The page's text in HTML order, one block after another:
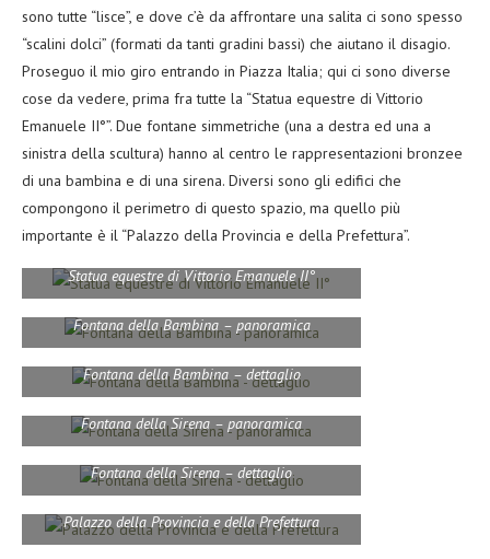
sono tutte “lisce”, e dove c’è da affrontare una salita ci sono spesso
“scalini dolci” (formati da tanti gradini bassi) che aiutano il disagio.
Proseguo il mio giro entrando in Piazza Italia; qui ci sono diverse
cose da vedere, prima fra tutte la “Statua equestre di Vittorio
Emanuele II°”. Due fontane simmetriche (una a destra ed una a
sinistra della scultura) hanno al centro le rappresentazioni bronzee
di una bambina e di una sirena. Diversi sono gli edifici che
compongono il perimetro di questo spazio, ma quello più
importante è il “Palazzo della Provincia e della Prefettura”.
Statua equestre di Vittorio Emanuele II°
Fontana della Bambina – panoramica
Fontana della Bambina – dettaglio
Fontana della Sirena – panoramica
Fontana della Sirena – dettaglio
Palazzo della Provincia e della Prefettura